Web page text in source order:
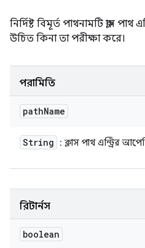
নির্দিষ্ট বিমূর্ত পাথনামটি ক্লাস
উচিত কিনা তা পরীক্ষা করে।
পরামিতি
pathName
String : ক্লাস পাথ এন্ট্রির
রিটার্নস
boolean